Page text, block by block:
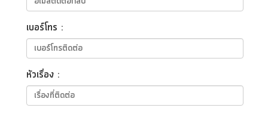
เบอร์โทร :
หัวเรื่อง :